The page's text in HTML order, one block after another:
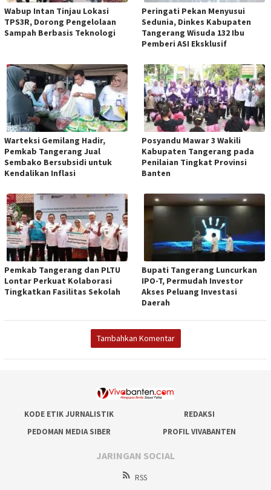
Wabup Intan Tinjau Lokasi
TPS3R, Dorong Pengelolaan
Sampah Berbasis Teknologi
Peringati Pekan Menyusui
Sedunia, Dinkes Kabupaten
Tangerang Wisuda 132 Ibu
Pemberi ASI Eksklusif
Warteksi Gemilang Hadir,
Pemkab Tangerang Jual
Sembako Bersubsidi untuk
Kendalikan Inflasi
Posyandu Mawar 3 Wakili
Kabupaten Tangerang pada
Penilaian Tingkat Provinsi
Banten
Pemkab Tangerang dan PLTU
Lontar Perkuat Kolaborasi
Tingkatkan Fasilitas Sekolah
Bupati Tangerang Luncurkan
IPO-T, Permudah Investor
Akses Peluang Investasi
Daerah
Tambahkan Komentar
KODE ETIK JURNALISTIK
REDAKSI
PEDOMAN MEDIA SIBER
PROFIL VIVABANTEN
JARINGAN SOCIAL
RSS